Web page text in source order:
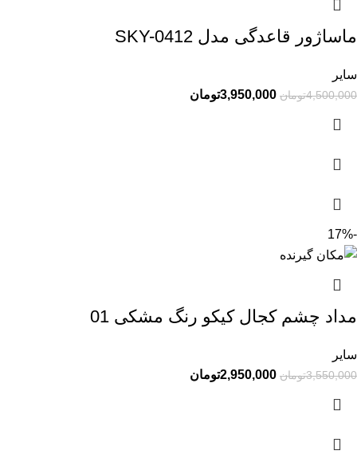
ماساژور قاعدگی مدل SKY-0412
سایر
4,500,000تومان 3,950,000تومان
-17%
مداد چشم کجال کیکو رنگ مشکی 01
سایر
3,550,000تومان 2,950,000تومان